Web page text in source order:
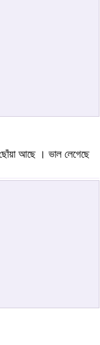
আছে । ভাল লেগেছে